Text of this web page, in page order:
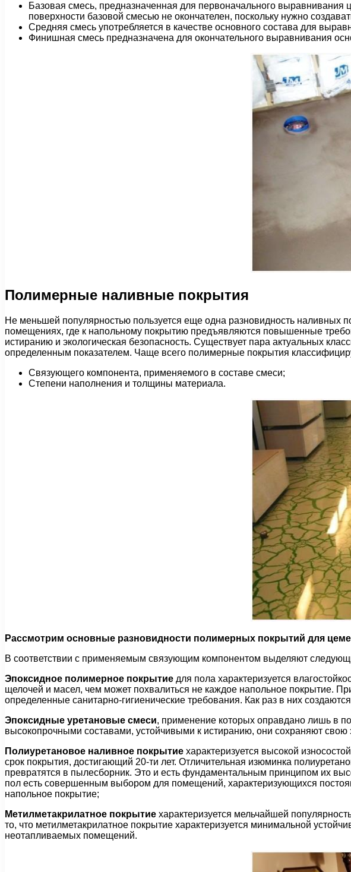
Базовая смесь, предназначенная для первоначального
поверхности базовой смесью не окончателен, поскольку нужно
Средняя смесь употребляется в качестве основного состава для
Финишная смесь предназначена для окончательного выравнивания
Полимерные наливные покрытия
Не меньшей популярностью пользуется еще одна разновидность
помещениях, где к напольному покрытию предъявляются повышенные
истиранию и экологическая безопасность. Существует пара актуальных
определенным показателем. Чаще всего полимерные покрытия
Связующего компонента, применяемого в составе смеси;
Степени наполнения и толщины материала.
Рассмотрим основные разновидности полимерных покрытий для
В соответствии с применяемым связующим компонентом выделяют
Эпоксидное полимерное покрытие для пола характеризуется
щелочей и масел, чем может похвалиться не каждое напольное покрытие.
определенные санитарно-гигиенические требования. Как раз в них
Эпоксидные уретановые смеси, применение которых оправдано лишь в
высокопрочными составами, устойчивыми к истиранию, они сохраняют свою
Полиуретановое наливное покрытие характеризуется высокой
срок покрытия, достигающий 20-ти лет. Отличительная изюминка
превратятся в пылесборник. Это и есть фундаментальным принципом их
пол есть совершенным выбором для помещений, характеризующихся
напольное покрытие;
Метилметакрилатное покрытие характеризуется мельчайшей
то, что метилметакрилатное покрытие характеризуется минимальной
неотапливаемых помещений.